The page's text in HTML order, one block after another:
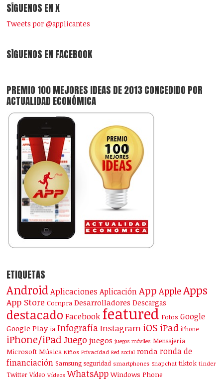
SÍGUENOS EN X
Tweets por @applicantes
SÍGUENOS EN FACEBOOK
PREMIO 100 MEJORES IDEAS DE 2013 CONCEDIDO POR
ACTUALIDAD ECONÓMICA
ETIQUETAS
Android Aplicaciones Aplicación App AppleApps
App Store Compra Desarrolladores Descargas
destacado Facebook featured Fotos Google
Google Play ia InfografíaInstagram iOS iPad iPhone
iPhone/iPad Juego juegos juegos móviles Mensajería
Microsoft Música Niños Privacidad Red social ronda ronda de
financiación Samsung seguridad smartphones Snapchat tiktok tinder
Twitter Vídeo Vídeos WhatsApp Windows Phone